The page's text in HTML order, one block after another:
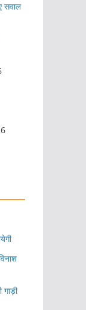
सवाल